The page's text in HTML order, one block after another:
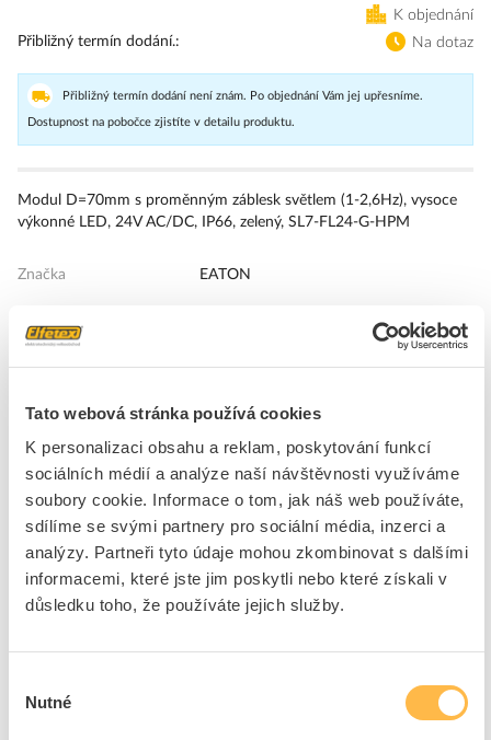
Tato webová stránka používá cookies
K personalizaci obsahu a reklam, poskytování funkcí
sociálních médií a analýze naší návštěvnosti využíváme
soubory cookie. Informace o tom, jak náš web používáte,
sdílíme se svými partnery pro sociální média, inzerci a
analýzy. Partneři tyto údaje mohou zkombinovat s dalšími
informacemi, které jste jim poskytli nebo které získali v
důsledku toho, že používáte jejich služby.
souhlasu
Nutné
K objednání
Přibližný termín dodání.
Na dotaz
Přibližný termín dodání není znám. Po objednání Vám jej upřesníme.
Dostupnost na pobočce zjistíte v detailu produktu.
Modul D=70mm s proměnným záblesk světlem (1-2,6Hz), vysoce
výkonné LED, 24V AC/DC, IP66, zelený, SL7-FL24-G-HPM
Značka EATON
Optické moduly pro signální sloupky
Barva
Zelená
Druh napětí
AC / DC
Světelný zdroj
LED
Stupeň krytí (IP)
IP66
Provozní napětí při AC 50
Hz
18 - 26 V